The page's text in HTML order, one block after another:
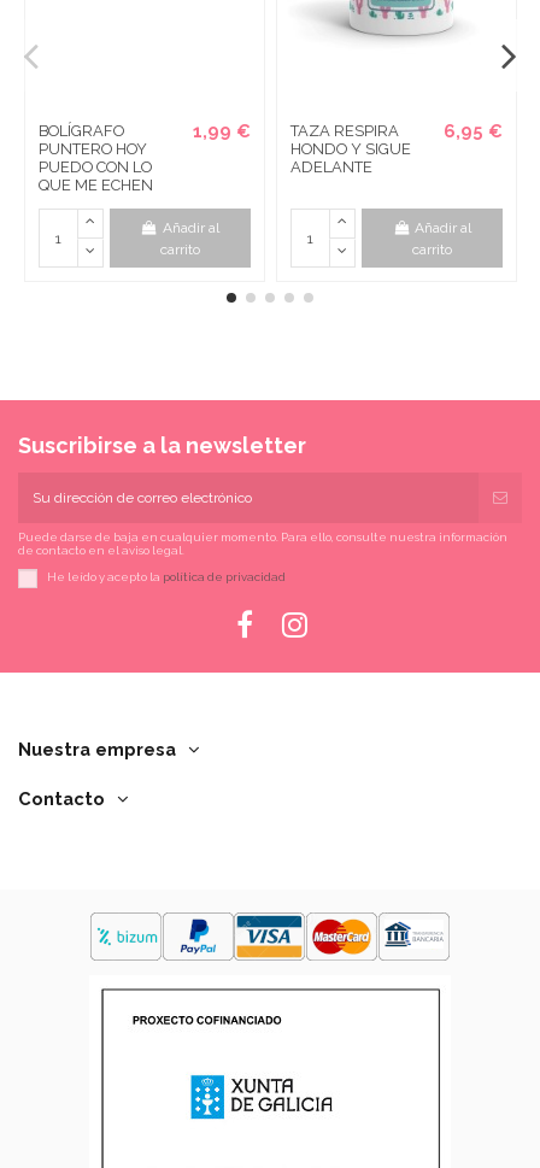
BOLÍGRAFO
PUNTERO HOY
PUEDO CON LO
QUE ME ECHEN
1,99 €
Añadir al
carrito
TAZA RESPIRA
HONDO Y SIGUE
ADELANTE
6,95 €
Añadir al
carrito
Suscribirse a la newsletter
Puede darse de baja en cualquier momento. Para ello, consulte nuestra información
de contacto en el aviso legal.
He leído y acepto la política de privacidad
Nuestra empresa
Contacto